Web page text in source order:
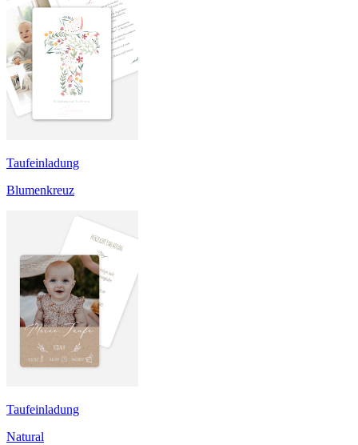
Taufeinladung
Blumenkreuz
Taufeinladung
Natural